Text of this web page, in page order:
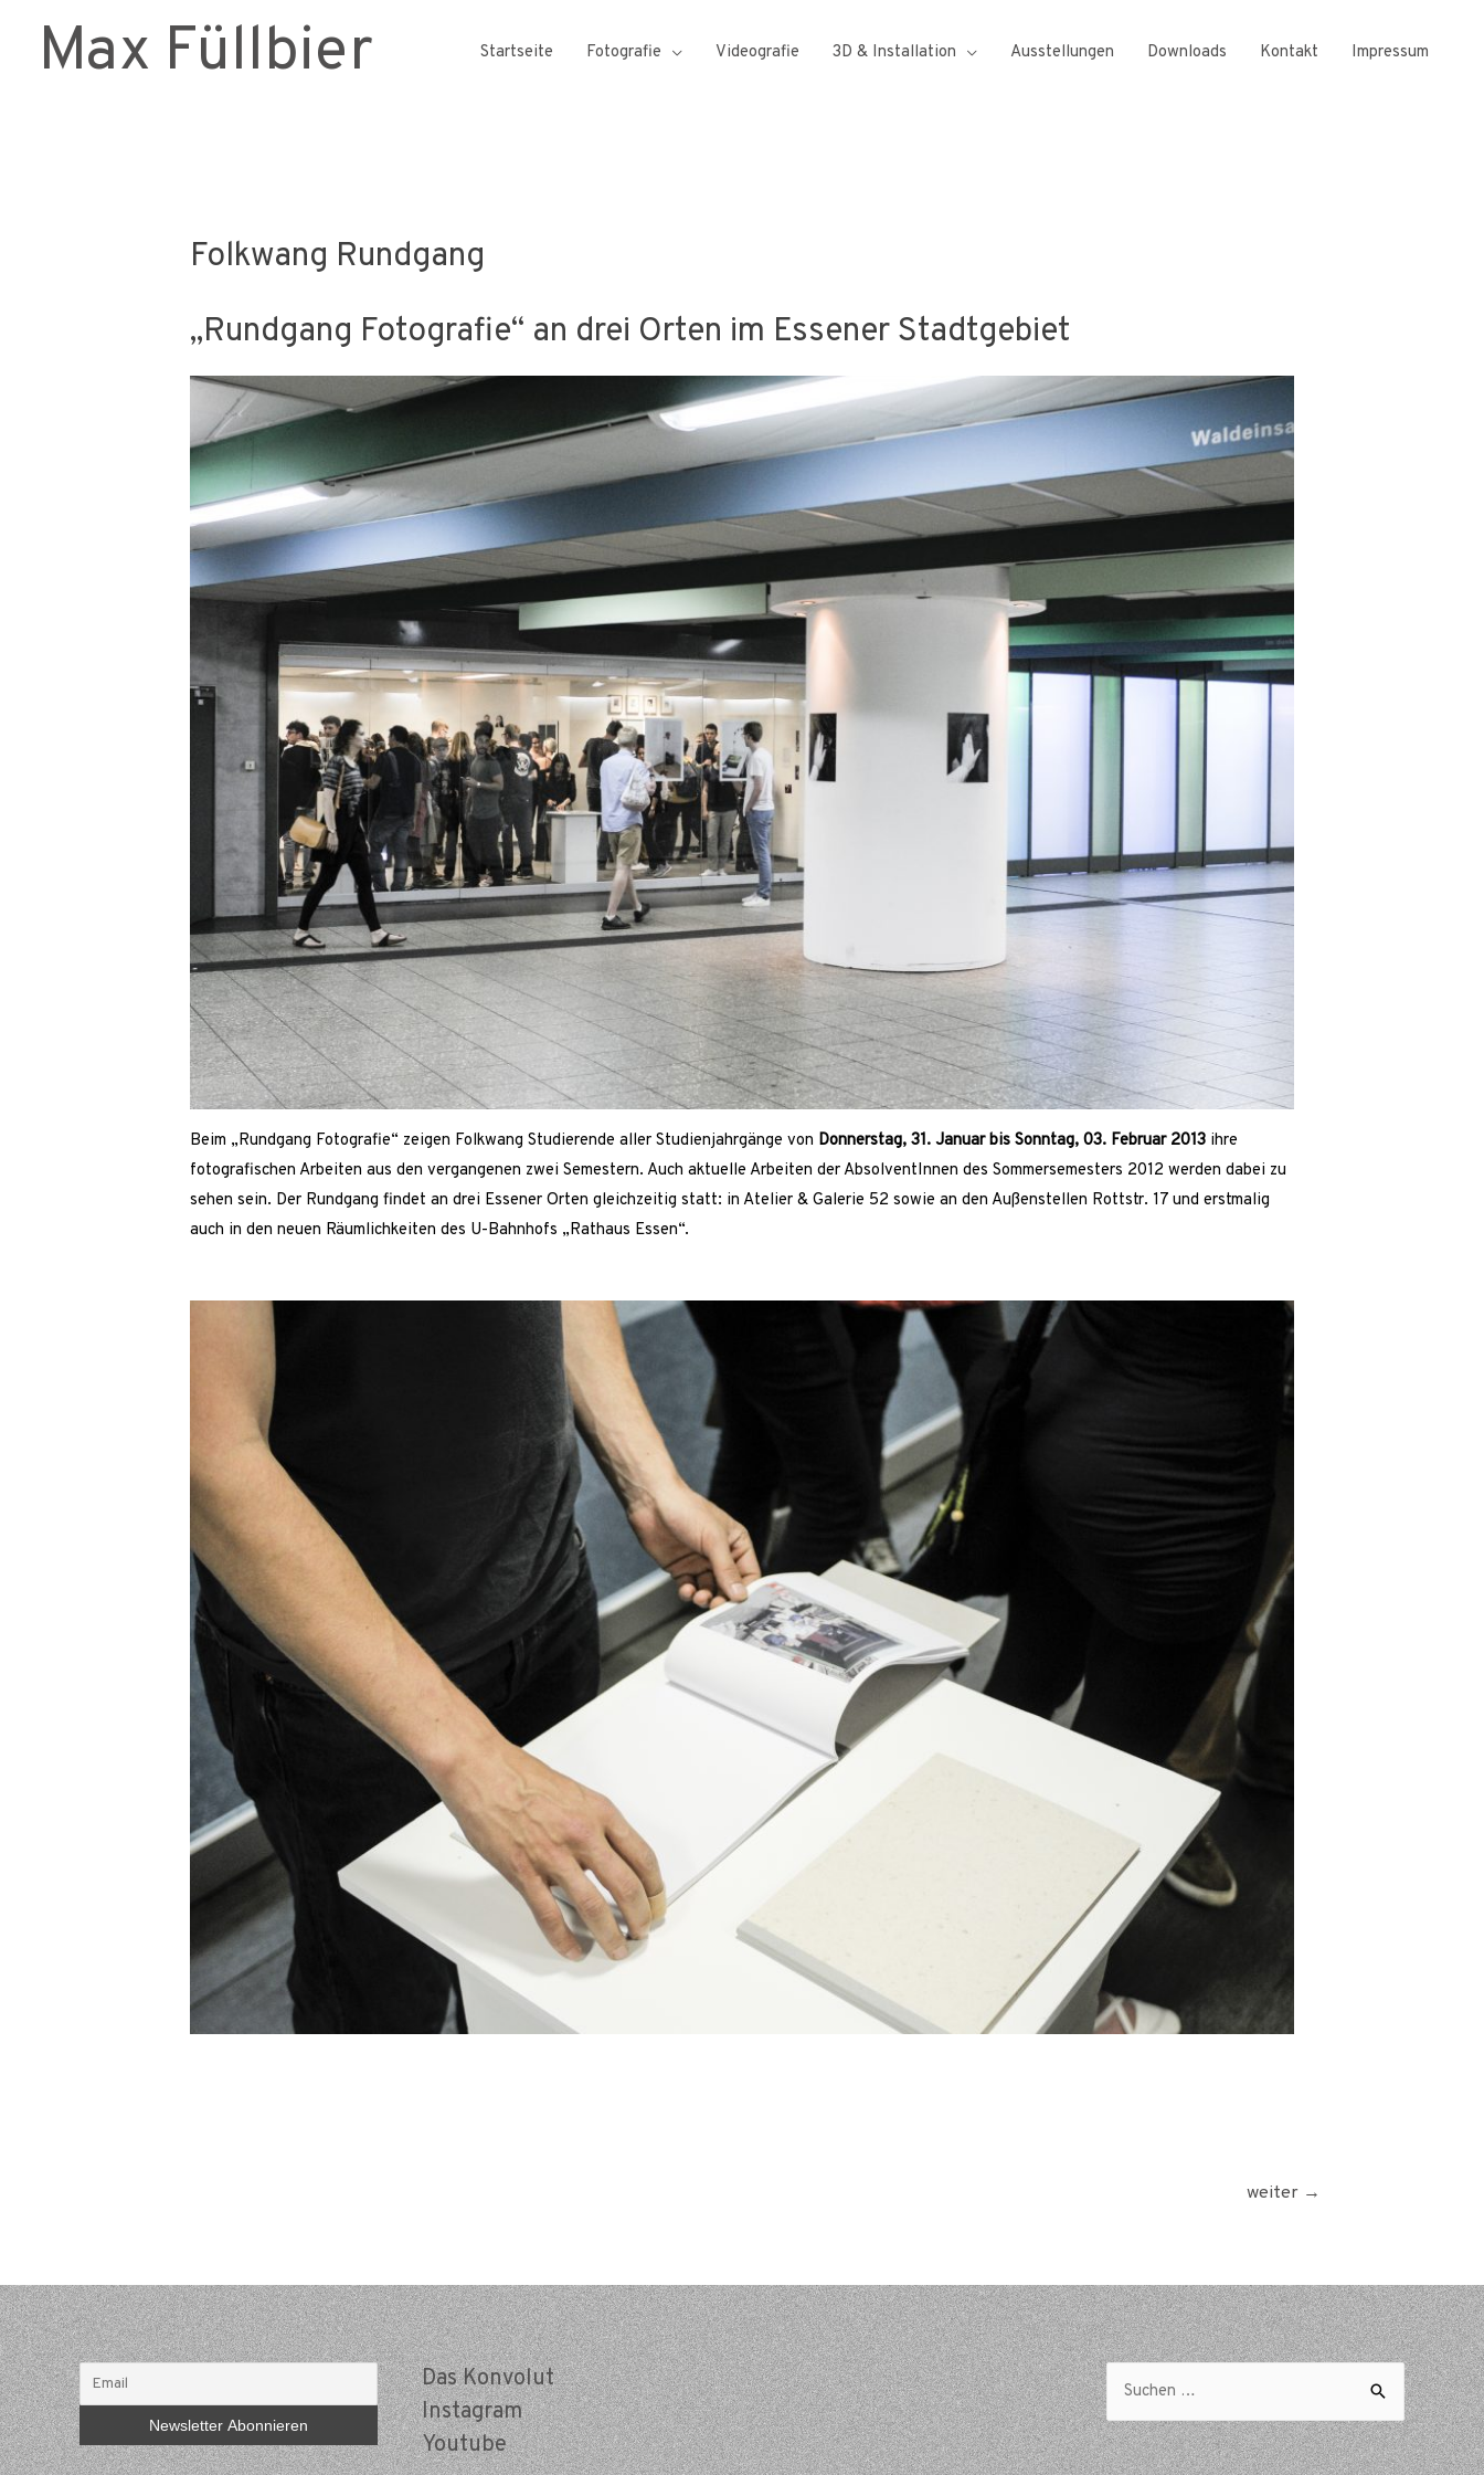
Max Füllbier Startseite Fotografie Videografie 3D & Installation Ausstellungen Downloads Kontakt Impressum
Folkwang Rundgang
„Rundgang Fotografie“ an drei Orten im Essener Stadtgebiet
Beim „Rundgang Fotografie“ zeigen Folkwang Studierende aller Studienjahrgänge von Donnerstag, 31. Januar bis Sonntag, 03. Februar 2013 ihre
fotografischen Arbeiten aus den vergangenen zwei Semestern. Auch aktuelle Arbeiten der AbsolventInnen des Sommersemesters 2012 werden dabei zu
sehen sein. Der Rundgang findet an drei Essener Orten gleichzeitig statt: in Atelier & Galerie 52 sowie an den Außenstellen Rottstr. 17 und erstmalig
auch in den neuen Räumlichkeiten des U-Bahnhofs „Rathaus Essen“.
weiter →
Das Konvolut
Instagram
Youtube
Suchen
nach: